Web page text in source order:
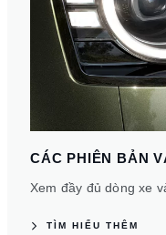
CÁC PHIÊN BẢN
Xem đầy đủ dòng xe
TÌM HIỂU THÊM